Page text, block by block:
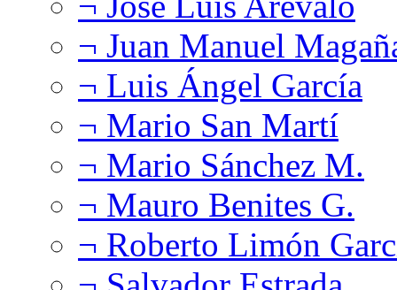
¬ Juan Manuel
¬ Luis Ángel García
¬ Mario San Martí
¬ Mario Sánchez M.
¬ Mauro Benites G.
¬ Roberto Limón